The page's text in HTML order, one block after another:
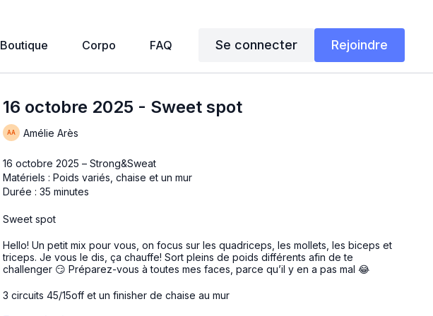
Boutique Corpo FAQ Se connecter Rejoindre
16 octobre 2025 - Sweet spot
Amélie Arès
16 octobre 2025 – Strong&Sweat
Matériels : Poids variés, chaise et un mur
Durée : 35 minutes
Sweet spot
Hello! Un petit mix pour vous, on focus sur les quadriceps, les mollets, les biceps et
triceps. Je vous le dis, ça chauffe! Sort pleins de poids différents afin de te
challenger 😏 Préparez-vous à toutes mes faces, parce qu’il y en a pas mal 😂
3 circuits 45/15off et un finisher de chaise au mur